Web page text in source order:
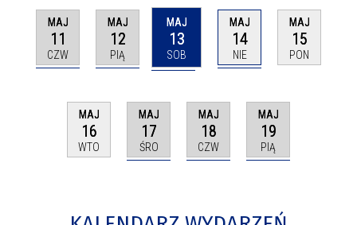
MAJ
11
CZW
MAJ
12
PIĄ
MAJ
13
SOB
MAJ
14
NIE
MAJ
15
PON
MAJ
16
WTO
MAJ
17
ŚRO
MAJ
18
CZW
MAJ
19
PIĄ